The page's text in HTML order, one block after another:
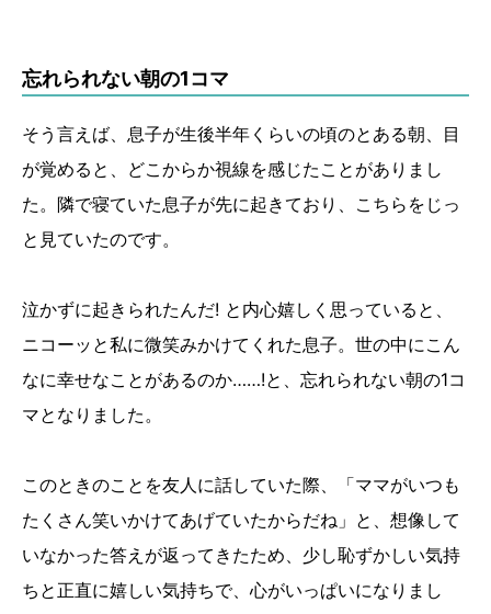
忘れられない朝の1コマ
そう言えば、息子が生後半年くらいの頃のとある朝、目
が覚めると、どこからか視線を感じたことがありまし
た。隣で寝ていた息子が先に起きており、こちらをじっ
と見ていたのです。
泣かずに起きられたんだ! と内心嬉しく思っていると、
ニコーッと私に微笑みかけてくれた息子。世の中にこん
なに幸せなことがあるのか……!と、忘れられない朝の1コ
マとなりました。
このときのことを友人に話していた際、「ママがいつも
たくさん笑いかけてあげていたからだね」と、想像して
いなかった答えが返ってきたため、少し恥ずかしい気持
ちと正直に嬉しい気持ちで、心がいっぱいになりまし